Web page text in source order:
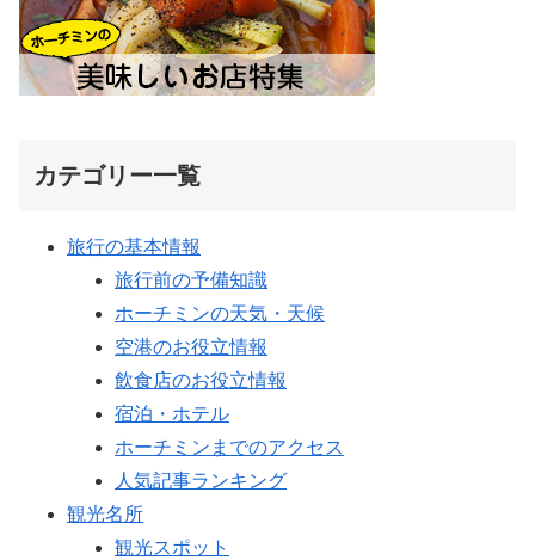
カテゴリー一覧
旅行の基本情報
旅行前の予備知識
ホーチミンの天気・天候
空港のお役立情報
飲食店のお役立情報
宿泊・ホテル
ホーチミンまでのアクセス
人気記事ランキング
観光名所
観光スポット